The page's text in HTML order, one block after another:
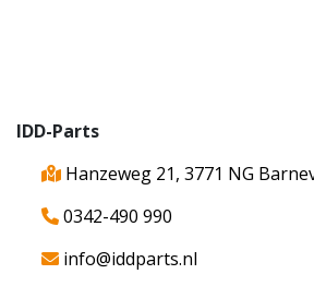
IDD-Parts
Hanzeweg 21, 3771 NG
0342-490 990
info@iddparts.nl